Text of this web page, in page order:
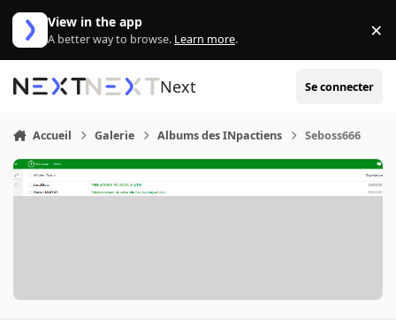
Aller au contenu
View in the app
A better way to browse. Learn more. ×
Next Se connecter
Accueil Galerie Albums des INpactiens Seboss666